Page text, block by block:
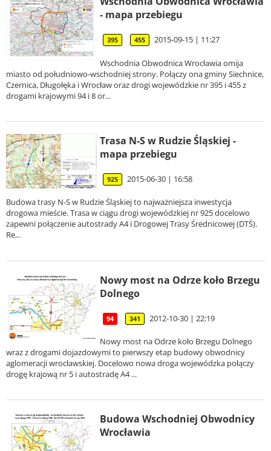
- mapa przebiegu
395 455 2015-09-15 | 11:27
Wschodnia Obwodnica Wrocławia omija
miasto od południowo-wschodniej strony. Połączy ona gminy Siechnice,
Czernica, Długołęka i Wrocław oraz drogi wojewódzkie nr 395 i 455 z
drogami krajowymi 94 i 8 or...
Trasa N-S w Rudzie Śląskiej -
mapa przebiegu
925 2015-06-30 | 16:58
Budowa trasy N-S w Rudzie Śląskiej to najważniejsza inwestycja
drogowa mieście. Trasa w ciągu drogi wojewódzkiej nr 925 docelowo
zapewni połączenie autostrady A4 i Drogowej Trasy Średnicowej (DTŚ).
Re...
Nowy most na Odrze koło Brzegu
Dolnego
94 341 2012-10-30 | 22:19
Nowy most na Odrze koło Brzegu Dolnego
wraz z drogami dojazdowymi to pierwszy etap budowy obwodnicy
aglomeracji wrocławskiej. Docelowo nowa droga wojewódzka połączy
drogę krajową nr 5 i autostradę A4 ...
Budowa Wschodniej Obwodnicy
Wrocławia